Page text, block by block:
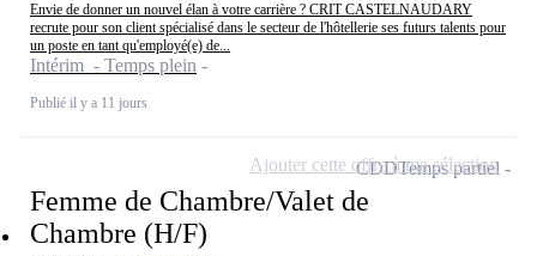
Envie de donner un nouvel élan à votre carrière ? CRIT CASTELNAUDARY
recrute pour son client spécialisé dans le secteur de l'hôtellerie ses futurs talents pour
un poste en tant qu'employé(e) de...
Intérim - Temps plein
Publié il y a 11 jours
Femme de Chambre/Valet de
Chambre (H/F)
CDDTemps partiel
Ajouter cette offre à ma sélection